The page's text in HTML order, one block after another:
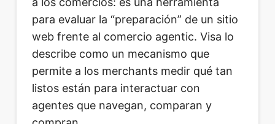
para evaluar la “preparación” de un sitio
web frente al comercio agentic. Visa lo
describe como un mecanismo que
permite a los merchants medir qué tan
listos están para interactuar con
agentes que navegan, comparan y